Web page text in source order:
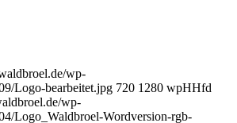
wp-
Logo-bearbeitet.jpg 720 1280 wpHHfd
wp-
Logo_Waldbroel-Wordversion-rgb-